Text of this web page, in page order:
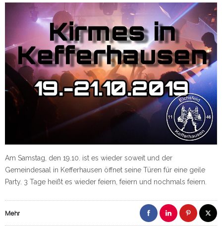
Am Samstag, den 19.10. ist es wieder soweit und der
Gemeindesaal in Kefferhausen öffnet seine Türen für eine geile
Party. 3 Tage heißt es wieder feiern, feiern und nochmals feiern.
Mehr